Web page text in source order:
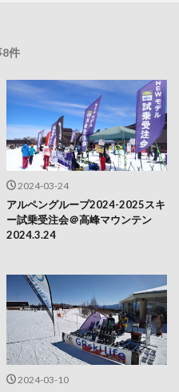
8件
2024-03-24
アルペングループ2024-2025スキ
ー試乗受注会＠高峰マウンテン
2024.3.24
2024-03-10